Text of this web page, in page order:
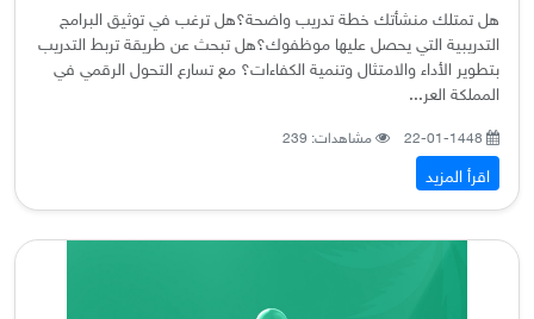
هل تمتلك منشأتك خطة تدريب واضحة؟هل ترغب في توثيق البرامج
التدريبية التي يحصل عليها موظفوك؟هل تبحث عن طريقة تربط التدريب
بتطوير الأداء والامتثال وتنمية الكفاءات؟ مع تسارع التحول الرقمي في
المملكة العر...
مشاهدات: 239
اقرأ المزيد